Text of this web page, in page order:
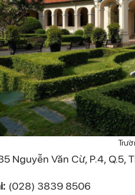
Nguyễn Văn Cừ, P.4, Q.5,
(028) 3839 8506